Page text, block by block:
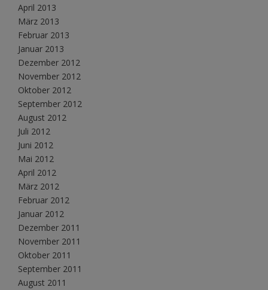
April 2013
März 2013
Februar 2013
Januar 2013
Dezember 2012
November 2012
Oktober 2012
September 2012
August 2012
Juli 2012
Juni 2012
Mai 2012
April 2012
März 2012
Februar 2012
Januar 2012
Dezember 2011
November 2011
Oktober 2011
September 2011
August 2011